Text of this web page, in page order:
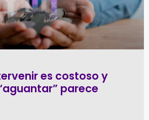
es costoso y
parece